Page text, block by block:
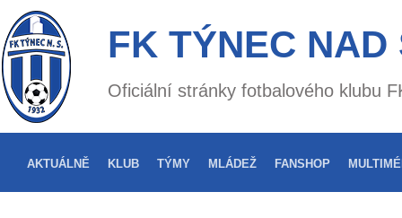
FK TÝNEC NAD
Oficiální stránky fotbalového klubu
AKTUÁLNĚ KLUB TÝMY MLÁDEŽ FANSHOP